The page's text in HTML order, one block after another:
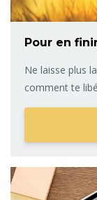
Pour en
Ne laisse plus
comment te